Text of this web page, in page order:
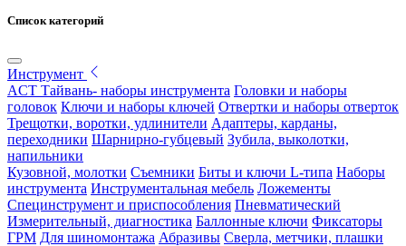
Список категорий
Инструмент
ACT Тайвань- наборы инструмента Головки и наборы
головок Ключи и наборы ключей Отвертки и наборы отверток
Трещотки, воротки, удлинители Адаптеры, карданы,
переходники Шарнирно-губцевый Зубила, выколотки,
напильники
Кузовной, молотки Съемники Биты и ключи L-типа Наборы
инструмента Инструментальная мебель Ложементы
Специнструмент и приспособления Пневматический
Измерительный, диагностика Баллонные ключи Фиксаторы
ГРМ Для шиномонтажа Абразивы Сверла, метчики, плашки